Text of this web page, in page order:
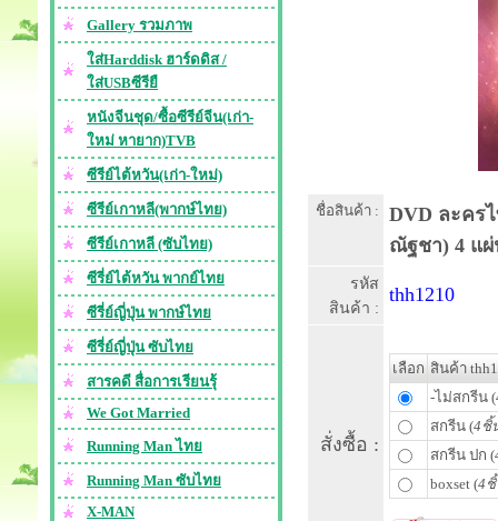
Gallery รวมภาพ
ใส่Harddisk ฮาร์ดดิส /
ใส่USBซีรียื
หนังจีนชุด/ซื้อซีรีย์จีน(เก่า-
ใหม่ หายาก)TVB
ซีรีย์ไต้หวัน(เก่า-ใหม่)
ซีรีย์เกาหลี(พากษ์ไทย)
ซีรีย์เกาหลี (ซับไทย)
ซีรี่ย์ไต้หวัน พากย์ไทย
ซีรี่ย์ญี่ปุ่น พากษ์ไทย
ซีรี่ย์ญี่ปุ่น ซับไทย
สารคดี สื่อการเรียนรุ้
We Got Married
Running Man ไทย
Running Man ซับไทย
X-MAN
ชื่อสินค้า :
DVD ละคร
ณัฐชา) 4 แ
รหัส
สินค้า :
thh1210
สั่งซื้อ :
เลือก สินค้า
-ไม่สกรีน (
สกรีน (4ชิ้
สกรีน ปก (
boxset (4